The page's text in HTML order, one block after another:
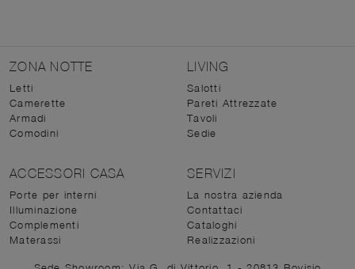
ZONA NOTTE
Letti
Camerette
Armadi
Comodini
LIVING
Salotti
Pareti Attrezzate
Tavoli
Sedie
ACCESSORI CASA
Porte per interni
Illuminazione
Complementi
Materassi
SERVIZI
La nostra azienda
Contattaci
Cataloghi
Realizzazioni